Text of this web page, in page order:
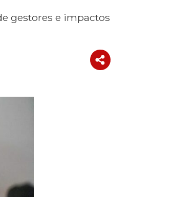
gestores e impactos